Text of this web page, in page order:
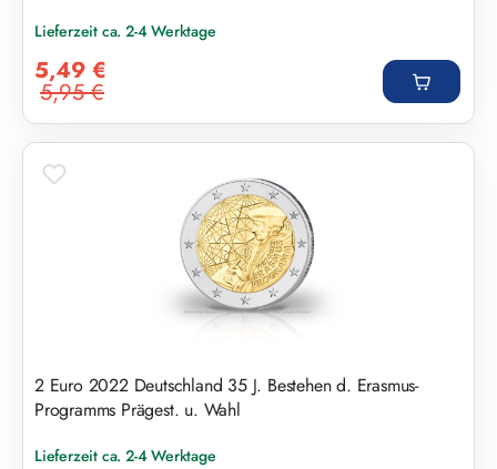
Lieferzeit ca. 2-4 Werktage
5,49 €
Regulärer Preis:
5,95 €
2 Euro 2022 Deutschland 35 J. Bestehen d. Erasmus-
Programms Prägest. u. Wahl
Lieferzeit ca. 2-4 Werktage